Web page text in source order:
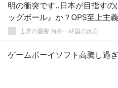
明の衝突です‥日本が目指すの
ッグボール』か？OPS至上主
する得点分業システムに驚きの
世界の憂鬱 海外・韓国の反応
ゲームボーイソフト高騰し過